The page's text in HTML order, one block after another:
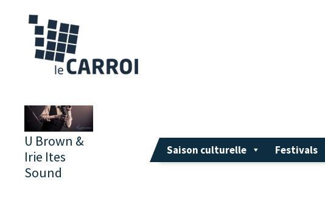
Saison culturelle Festivals
U Brown &
Irie Ites
Sound